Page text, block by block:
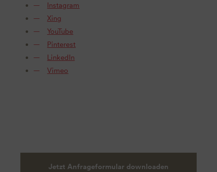
Instagram
Xing
YouTube
Pinterest
LinkedIn
Vimeo
Jetzt Anfrageformular downloaden